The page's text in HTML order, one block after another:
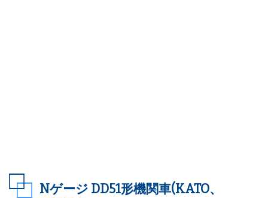
Nゲージ DD51形機関車(KATO、